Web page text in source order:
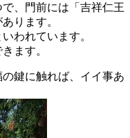
、門前には「吉祥仁王
ります。
われています。
ます。
鍵に触れば、イイ事あ